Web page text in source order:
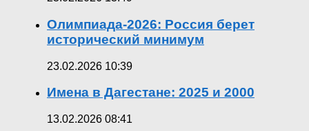
Олимпиада-2026: Россия берет
исторический минимум
23.02.2026 10:39
Имена в Дагестане: 2025 и 2000
13.02.2026 08:41